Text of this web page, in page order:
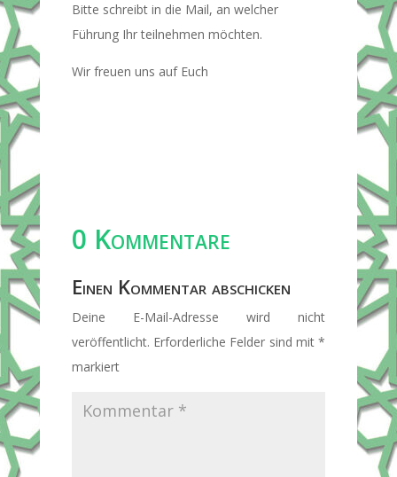
Bitte schreibt in die Mail, an welcher
Führung Ihr teilnehmen möchten.
Wir freuen uns auf Euch
0 Kommentare
Einen Kommentar abschicken
Deine E-Mail-Adresse wird nicht
veröffentlicht. Erforderliche Felder sind mit*
markiert